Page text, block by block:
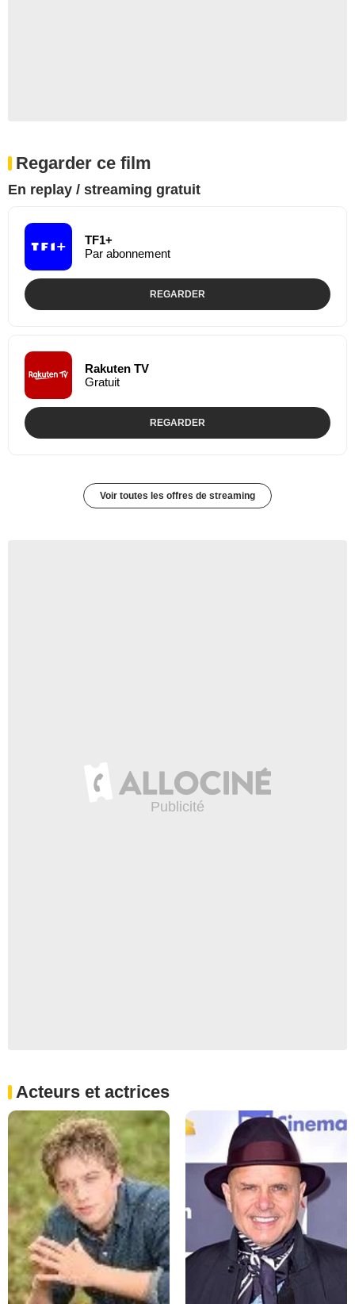
Regarder ce film
En replay / streaming gratuit
TF1+
Par abonnement
REGARDER
Rakuten TV
Gratuit
REGARDER
Voir toutes les offres de streaming
Acteurs et actrices